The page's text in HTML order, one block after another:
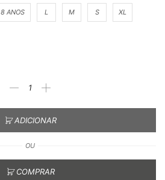
8 ANOS L M S XL
ADICIONAR
OU
COMPRAR